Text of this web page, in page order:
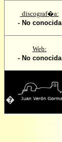
discograf�a:
- No conocida
Web:
- No conocida
�